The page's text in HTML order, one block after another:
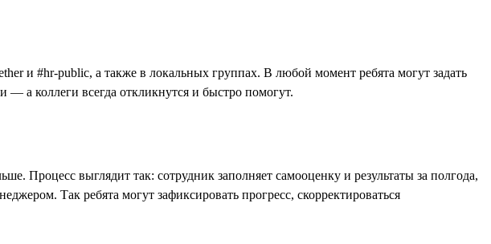
и #hr-public, а также в локальных группах. В любой момент ребята могут задать
а коллеги всегда откликнутся и быстро помогут.
Процесс выглядит так: сотрудник заполняет самооценку и результаты за полгода,
Так ребята могут зафиксировать прогресс, скорректироваться